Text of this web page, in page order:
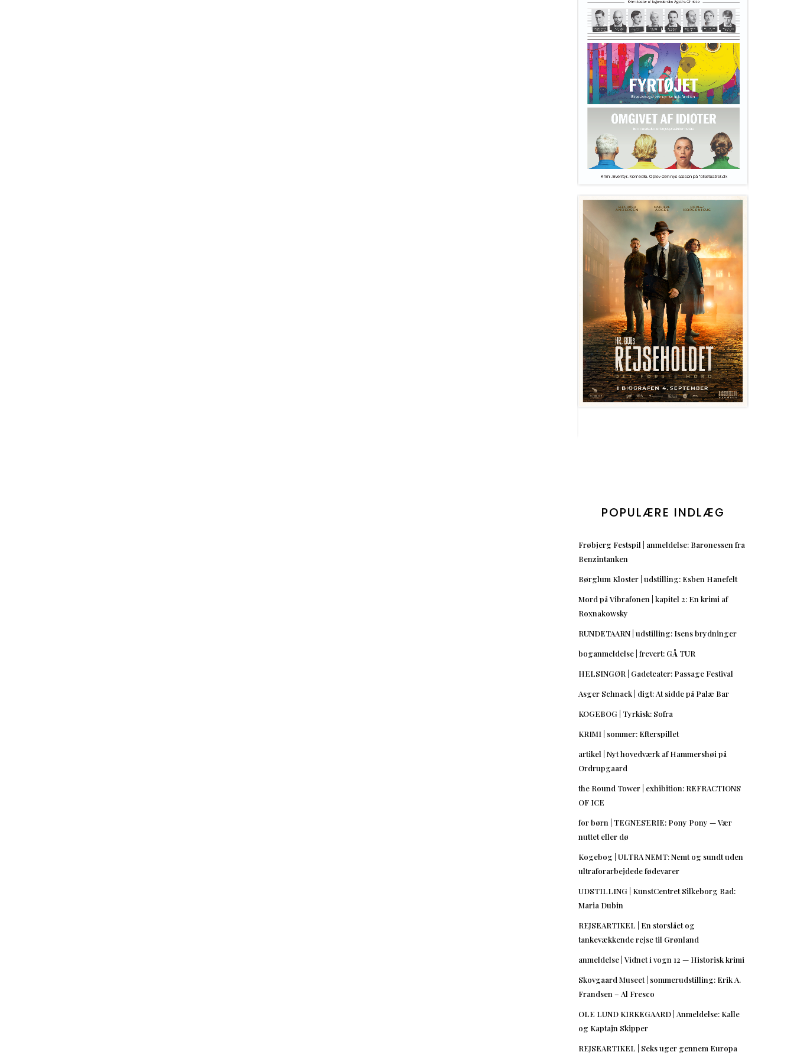
POPULÆRE INDLÆG
Frøbjerg Festspil | anmeldelse: Baronessen fra
Benzintanken
Børglum Kloster | udstilling: Esben Hanefelt
Mord på Vibrafonen | kapitel 2: En krimi af
Roxnakowsky
RUNDETAARN | udstilling: Isens brydninger
boganmeldelse | frevert: GÅ TUR
HELSINGØR | Gadeteater: Passage Festival
Asger Schnack | digt: At sidde på Palæ Bar
KOGEBOG | Tyrkisk: Sofra
KRIMI | sommer: Efterspillet
artikel | Nyt hovedværk af Hammershøi på
Ordrupgaard
the Round Tower | exhibition: REFRACTIONS
OF ICE
for børn | TEGNESERIE: Pony Pony — Vær
nuttet eller dø
Kogebog | ULTRA NEMT: Nemt og sundt uden
ultraforarbejdede fødevarer
UDSTILLING | KunstCentret Silkeborg Bad:
Maria Dubin
REJSEARTIKEL | En storslået og
tankevækkende rejse til Grønland
anmeldelse | Vidnet i vogn 12 — Historisk krimi
Skovgaard Museet | sommerudstilling: Erik A.
Frandsen – Al Fresco
OLE LUND KIRKEGAARD | Anmeldelse: Kalle
og Kaptajn Skipper
REJSEARTIKEL | Seks uger gennem Europa